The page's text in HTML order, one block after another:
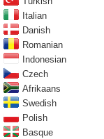
Italian
Danish
Romanian
Indonesian
Czech
Afrikaans
Swedish
Polish
Basque